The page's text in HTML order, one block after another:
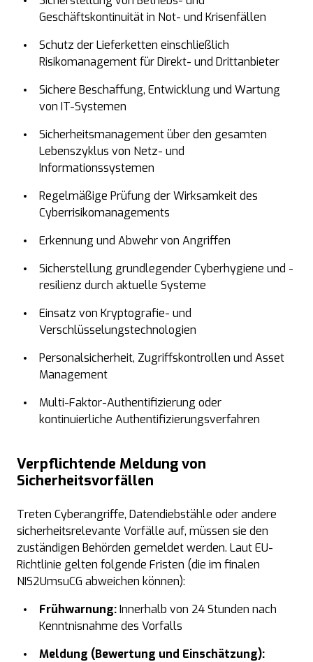
Geschäftskontinuität in Not- und Krisenfällen
Schutz der Lieferketten einschließlich
Risikomanagement für Direkt- und Drittanbieter
Sichere Beschaffung, Entwicklung und Wartung
von IT-Systemen
Sicherheitsmanagement über den gesamten
Lebenszyklus von Netz- und
Informationssystemen
Regelmäßige Prüfung der Wirksamkeit des
Cyberrisikomanagements
Erkennung und Abwehr von Angriffen
Sicherstellung grundlegender Cyberhygiene und -
resilienz durch aktuelle Systeme
Einsatz von Kryptografie- und
Verschlüsselungstechnologien
Personalsicherheit, Zugriffskontrollen und Asset
Management
Multi-Faktor-Authentifizierung oder
kontinuierliche Authentifizierungsverfahren
Verpflichtende Meldung von
Sicherheitsvorfällen
Treten Cyberangriffe, Datendiebstähle oder andere
sicherheitsrelevante Vorfälle auf, müssen sie den
zuständigen Behörden gemeldet werden. Laut EU-
Richtlinie gelten folgende Fristen (die im finalen
NIS2UmsuCG abweichen können):
Frühwarnung:Innerhalb von 24 Stunden nach
Kenntnisnahme des Vorfalls
Meldung (Bewertung und Einschätzung):